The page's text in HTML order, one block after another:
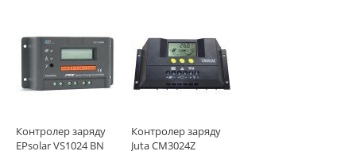
Контролер заряду
EPsolar VS1024 BN
Контролер заряду
Juta CM3024Z